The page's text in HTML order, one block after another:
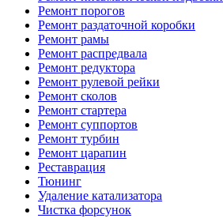
Ремонт порогов
Ремонт раздаточной коробки
Ремонт рамы
Ремонт распредвала
Ремонт редуктора
Ремонт рулевой рейки
Ремонт сколов
Ремонт стартера
Ремонт суппортов
Ремонт турбин
Ремонт царапин
Реставрация
Тюнинг
Удаление катализатора
Чистка форсунок